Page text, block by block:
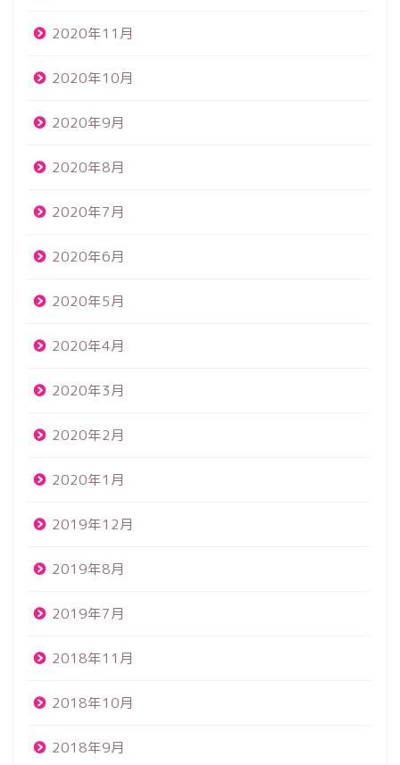
2020年11月
2020年10月
2020年9月
2020年8月
2020年7月
2020年6月
2020年5月
2020年4月
2020年3月
2020年2月
2020年1月
2019年12月
2019年8月
2019年7月
2018年11月
2018年10月
2018年9月